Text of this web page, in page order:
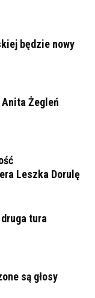
będzie nowy
Żegleń
Leszka Dorulę
tura
są głosy